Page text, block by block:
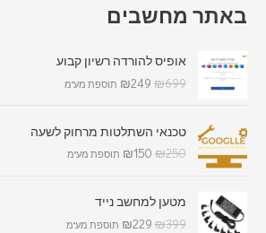
באתר מחשבים
אופיס להורדה רשיון קבוע
₪699
₪249 תוספת מע"מ
טכנאי השתלטות מרחוק לשעה
₪250
₪150 תוספת מע"מ
מטען למחשב נייד
₪399
₪229 תוספת מע"מ